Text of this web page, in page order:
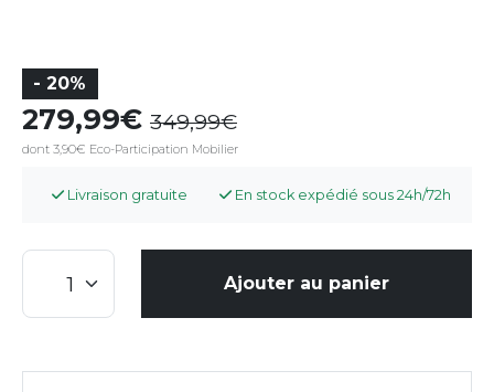
- 20%
279,99 349,99
dont 3,90€ Eco-Participation Mobilier
Livraison gratuite En stock expédié sous 24h/72h
Ajouter au panier